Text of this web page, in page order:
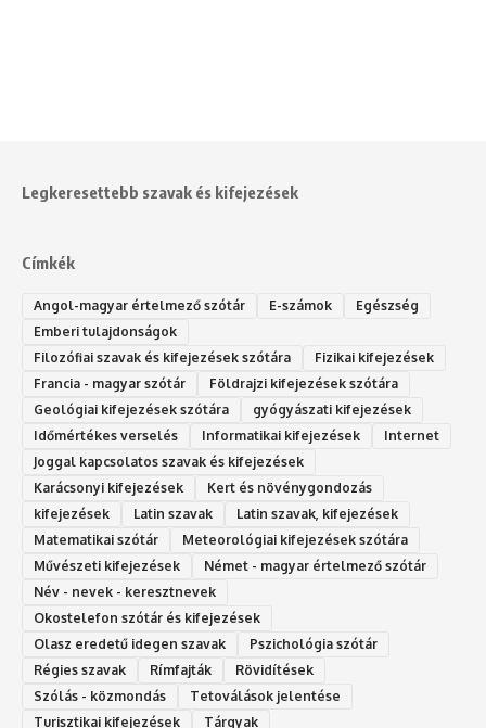
Legkeresettebb szavak és kifejezések
Címkék
Angol-magyar értelmező szótár E-számok
Egészség
Emberi tulajdonságok
Filozófiai szavak és kifejezések szótára
Fizikai kifejezések
Francia - magyar szótár
Földrajzi kifejezések szótára
Geológiai kifejezések szótára
gyógyászati kifejezések
Időmértékes verselés
Informatikai kifejezések
Internet
Joggal kapcsolatos szavak és kifejezések
Karácsonyi kifejezések
Kert és növénygondozás
kifejezések
Latin szavak
Latin szavak, kifejezések
Matematikai szótár
Meteorológiai kifejezések szótára
Művészeti kifejezések
Német - magyar értelmező szótár
Név - nevek - keresztnevek
Okostelefon szótár és kifejezések
Olasz eredetű idegen szavak
Ps‮gólohciz‬ia s‮átóz‬r
Régies szavak
Rímfajták
Rövidítések
Szólás - közmondás
Tetoválások jelentése
Turisztikai kifejezések
Tárgyak